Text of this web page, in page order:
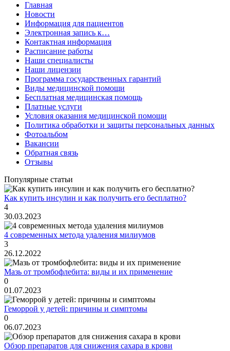
Главная
Новости
Информация для пациентов
Электронная запись к…
Контактная информация
Расписание работы
Наши специалисты
Наши лицензии
Программа государственных гарантий
Виды медицинской помощи
Бесплатная медицинская помощь
Платные услуги
Условия оказания медицинской помощи
Политика обработки и защиты персональных данных
Фотоальбом
Вакансии
Обратная связь
Отзывы
Популярные статьи
Как купить инсулин и как получить его бесплатно?
4
30.03.2023
4 современных метода удаления милиумов
3
26.12.2022
Мазь от тромбофлебита: виды и их применение
0
01.07.2023
Геморрой у детей: причины и симптомы
0
06.07.2023
Обзор препаратов для снижения сахара в крови